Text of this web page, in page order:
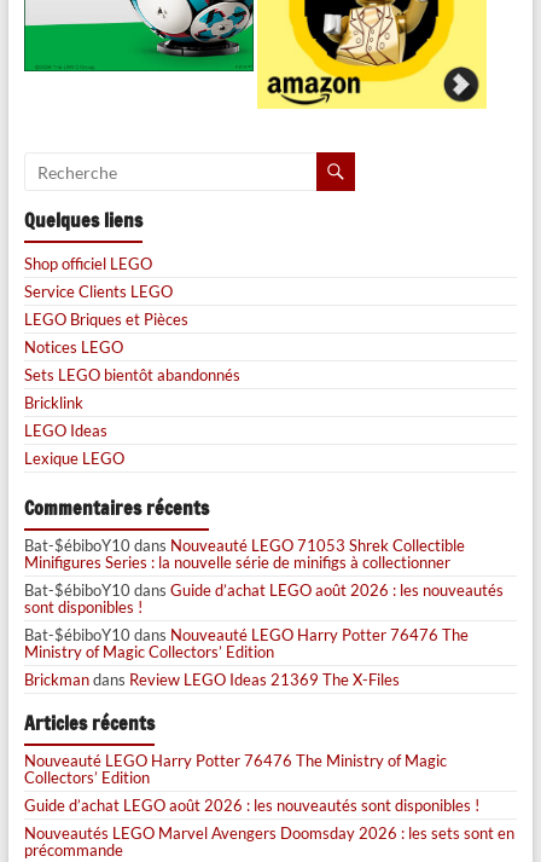
Quelques liens
Shop officiel LEGO
Service Clients LEGO
LEGO Briques et Pièces
Notices LEGO
Sets LEGO bientôt abandonnés
Bricklink
LEGO Ideas
Lexique LEGO
Commentaires récents
Bat-$ébiboY10dans Nouveauté LEGO 71053 Shrek Collectible
Minifigures Series : la nouvelle série de minifigs à collectionner
Bat-$ébiboY10dans Guide d’achat LEGO août 2026 : les nouveautés
sont disponibles !
Bat-$ébiboY10dans Nouveauté LEGO Harry Potter 76476 The
Ministry of Magic Collectors’ Edition
Brickmandans Review LEGO Ideas 21369 The X-Files
Articles récents
Nouveauté LEGO Harry Potter 76476 The Ministry of Magic
Collectors’ Edition
Guide d’achat LEGO août 2026 : les nouveautés sont disponibles !
Nouveautés LEGO Marvel Avengers Doomsday 2026 : les sets sont en
précommande